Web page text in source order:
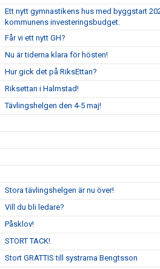
Ett nytt gymnastikens hus med byggstart
kommunens investeringsbudget.
Får vi ett nytt GH?
Nu är tiderna klara för hösten!
Hur gick det på RiksEttan?
Riksettan i Halmstad!
Tävlingshelgen den 4-5 maj!
Stora tävlingshelgen är nu över!
Vill du bli ledare?
Påsklov!
STORT TACK!
Stort GRATTIS till systrarna Bengtsson